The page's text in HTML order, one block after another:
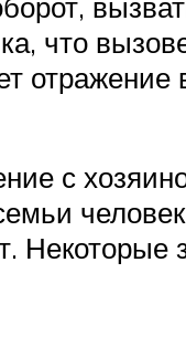
что
отражение
с
Некоторые